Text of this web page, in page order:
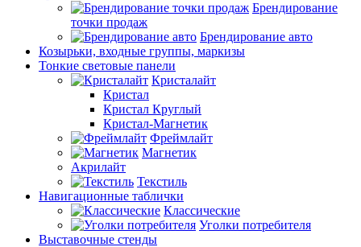
Брендирование
точки продаж
Брендирование авто
Козырьки, входные группы, маркизы
Тонкие световые панели
Кристалайт
Кристал
Кристал Круглый
Кристал-Магнетик
Фреймлайт
Магнетик
Акрилайт
Текстиль
Навигационные таблички
Классические
Уголки потребителя
Выставочные стенды